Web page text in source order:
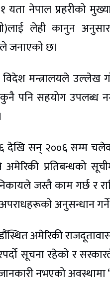
यता नेपाल प्रहरीको
लेही कानुन
जनाएको छ।
मन्त्रालयले उल्लेख
पनि सहयोग उपलब्ध
देखि सन् २००६ सम्म
प्रतिबन्धको
जस्तै काम गर्छ र
अनुसन्धान गर्ने
अमेरिकी
सूचना रहेको र
नभएको अवस्थामा